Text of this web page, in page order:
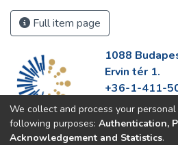
Full item page
1088
Ervin tér 1.
+36-1-411-
info@fszek.hu
https://
We collect and process your
following purposes: Authentication,
Acknowledgement and Statistics.